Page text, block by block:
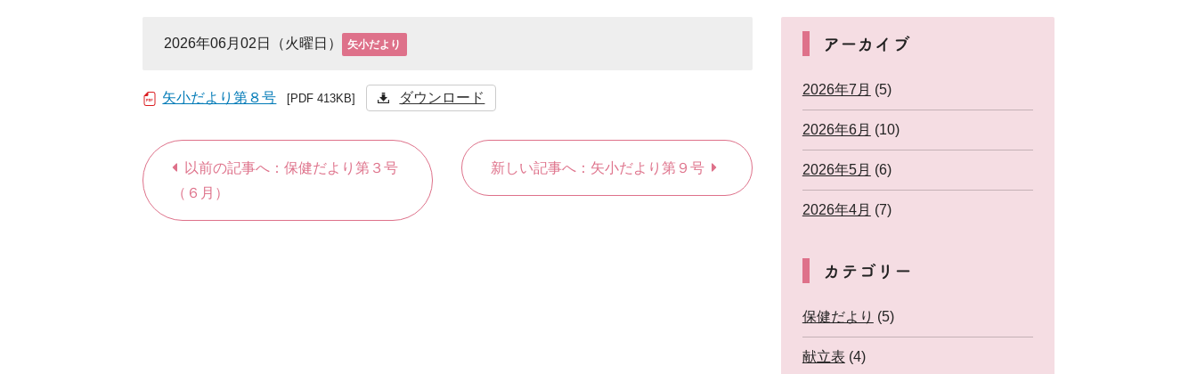
2026年06月02日（火曜日） 矢小だより
矢小だより第８号 [PDF 413KB] ダウンロード
以前の記事へ：保健だより第３号
（６月）
新しい記事へ：矢小だより第９号
アーカイブ
2026年7月 (5)
2026年6月 (10)
2026年5月 (6)
2026年4月 (7)
カテゴリー
保健だより (5)
献立表 (4)